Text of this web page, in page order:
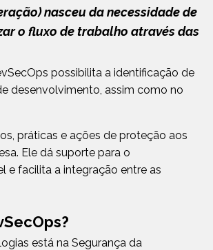
nasceu da necessidade de
o fluxo de trabalho através das
possibilita a identificação de
desenvolvimento, assim como no
práticas e ações de proteção aos
Ele dá suporte para o
e facilita a integração entre as
está na Segurança da